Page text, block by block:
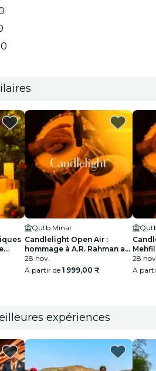
Qutb Minar
Candlelight Open Air :
hommage à A.R. Rahman au
Qutub Minar
28 nov.
À partir de 1 999,00 ₹
Minar
28
À
expériences